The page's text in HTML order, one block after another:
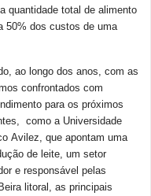
quantidade total de alimento
50% dos custos de uma
ao longo dos anos, com as
confrontados com
para os próximos
como a Universidade
Avilez, que apontam uma
de leite, um setor
e responsável pelas
litoral, as principais